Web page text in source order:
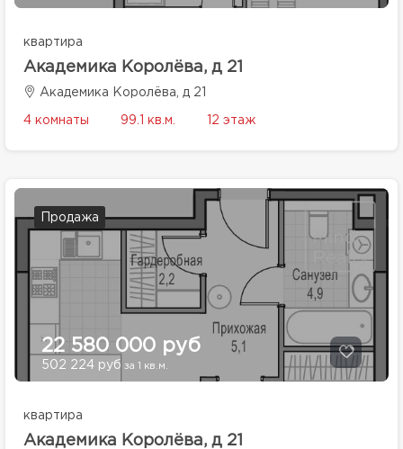
квартира
Академика Королёва, д 21
Академика Королёва, д 21
4 комнаты 99.1 кв.м. 12 этаж
Продажа
22 580 000 руб
502 224 руб за 1 кв.м.
квартира
Академика Королёва, д 21